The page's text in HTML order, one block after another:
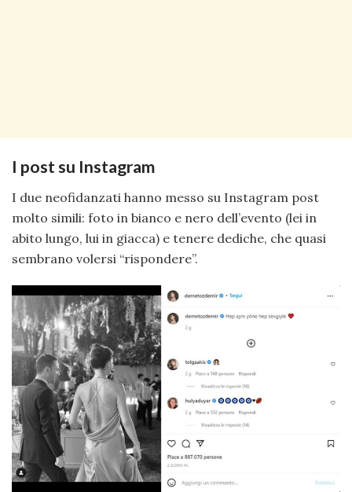
I post su Instagram
I due neofidanzati hanno messo su Instagram post
molto simili: foto in bianco e nero dell’evento (lei in
abito lungo, lui in giacca) e tenere dediche, che quasi
sembrano volersi “rispondere”.